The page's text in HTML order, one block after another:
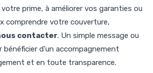
prime, à améliorer vos garanties ou
comprendre votre couverture,
contacter. Un simple message ou
bénéficier d'un accompagnement
et en toute transparence.